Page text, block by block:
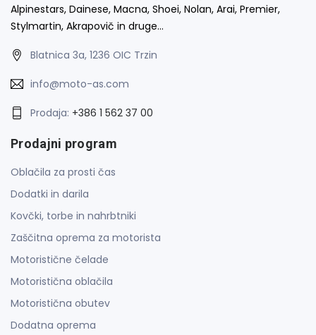
Alpinestars, Dainese, Macna, Shoei, Nolan, Arai, Premier,
Stylmartin, Akrapovič in druge…
Blatnica 3a, 1236 OIC Trzin
info@moto-as.com
Prodaja: +386 1 562 37 00
Prodajni program
Oblačila za prosti čas
Dodatki in darila
Kovčki, torbe in nahrbtniki
Zaščitna oprema za motorista
Motoristične čelade
Motoristična oblačila
Motoristična obutev
Dodatna oprema